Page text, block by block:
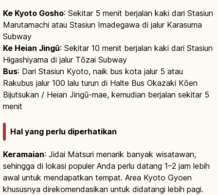
Ke Kyoto Gosho: Sekitar 5 menit berjalan kaki dari Stasiun
Marutamachi atau Stasiun Imadegawa di jalur Karasuma
Subway
Ke Heian Jingū: Sekitar 10 menit berjalan kaki dari Stasiun
Higashiyama di jalur Tōzai Subway
Bus: Dari Stasiun Kyoto, naik bus kota jalur 5 atau
Rakubus jalur 100 lalu turun di Halte Bus Okazaki Kōen
Bijutsukan / Heian Jingū-mae, kemudian berjalan sekitar 5
menit
Hal yang perlu diperhatikan
Keramaian: Jidai Matsuri menarik banyak wisatawan,
sehingga di lokasi populer Anda perlu datang 1–2 jam lebih
awal untuk mendapatkan tempat. Area Kyoto Gyoen
khususnya direkomendasikan untuk didatangi lebih pagi.